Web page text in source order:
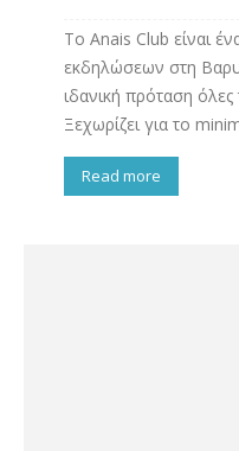
Το Anais Club είναι
εκδηλώσεων στη
ιδανική πρόταση
Ξεχωρίζει για το
Read more